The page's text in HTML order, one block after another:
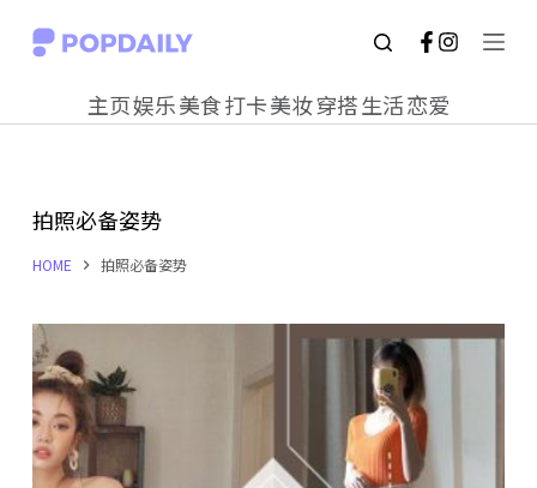
S
o
c
n
t
e
n
主页娱乐美食打卡美妆穿搭生活恋爱
拍照必备姿势
HOME 拍照必备姿势